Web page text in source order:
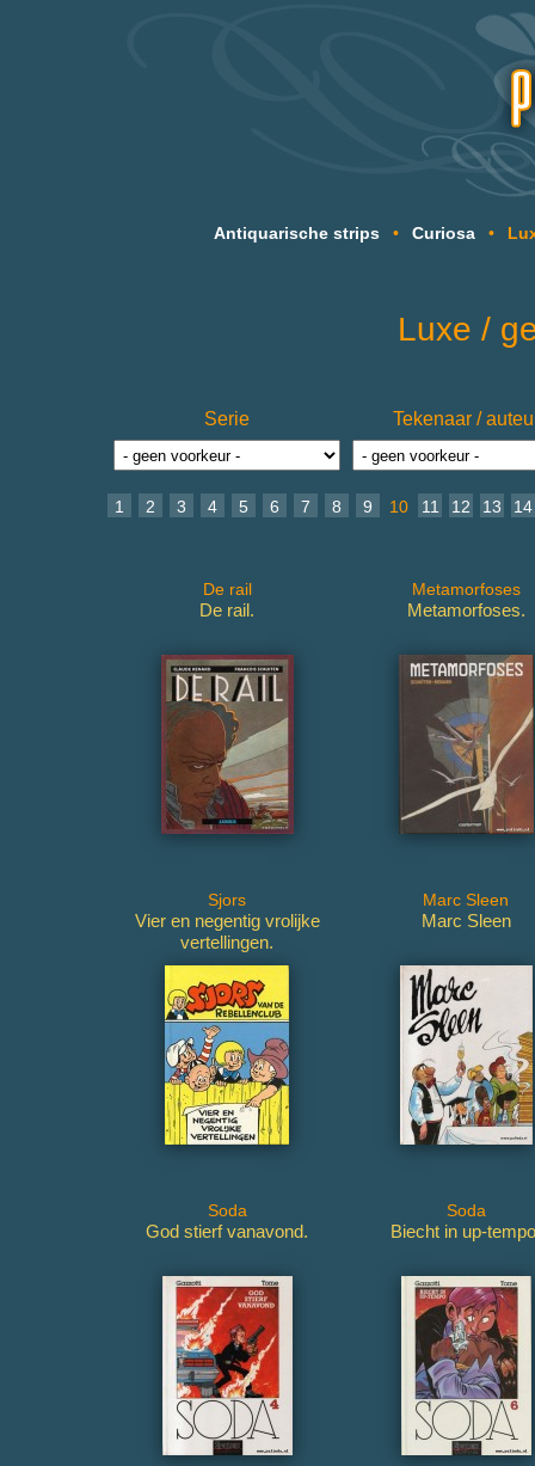
Antiquarische strips • Curiosa •
Luxe /
Serie Tekenaar /
1 2 3 4 5 6 7 8 9 10 11 12 13 14
De rail
De rail.
Metamorfoses
Metamorfoses.
Sjors
Vier en negentig vrolijke
vertellingen.
Marc Sleen
Marc Sleen
Soda
God stierf vanavond.
Soda
Biecht in up-